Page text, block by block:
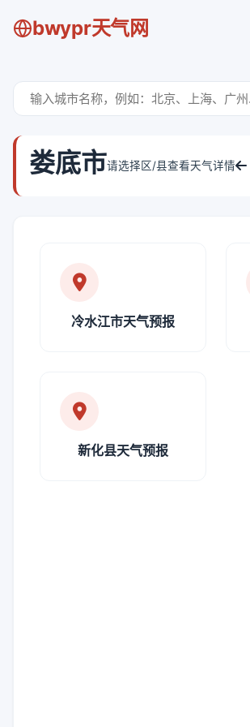
bwypr天气网
娄底市请选择区/县查看天气详情
冷水江市天气预报
新化县天气预报